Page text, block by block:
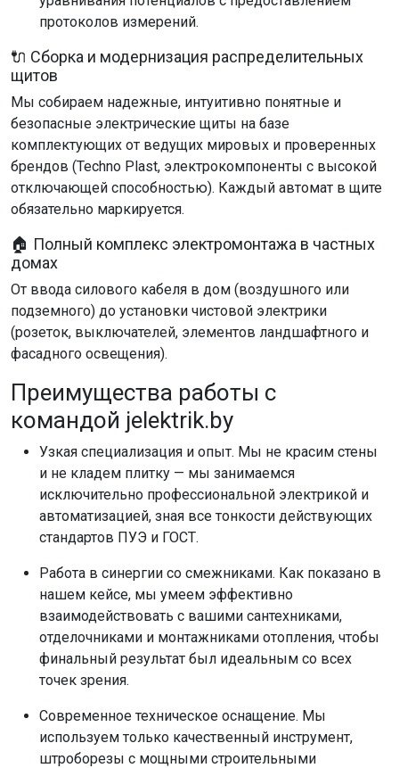
протоколов измерений.
🔌 Сборка и модернизация распределительных
щитов
Мы собираем надежные, интуитивно понятные и
безопасные электрические щиты на базе
комплектующих от ведущих мировых и проверенных
брендов (Techno Plast, электрокомпоненты с высокой
отключающей способностью). Каждый автомат в щите
обязательно маркируется.
🏠 Полный комплекс электромонтажа в частных
домах
От ввода силового кабеля в дом (воздушного или
подземного) до установки чистовой электрики
(розеток, выключателей, элементов ландшафтного и
фасадного освещения).
Преимущества работы с
командой jelektrik.by
Узкая специализация и опыт. Мы не красим стены
и не кладем плитку — мы занимаемся
исключительно профессиональной электрикой и
автоматизацией, зная все тонкости действующих
стандартов ПУЭ и ГОСТ.
Работа в синергии со смежниками. Как показано в
нашем кейсе, мы умеем эффективно
взаимодействовать с вашими сантехниками,
отделочниками и монтажниками отопления, чтобы
финальный результат был идеальным со всех
точек зрения.
Современное техническое оснащение. Мы
используем только качественный инструмент,
штроборезы с мощными строительными